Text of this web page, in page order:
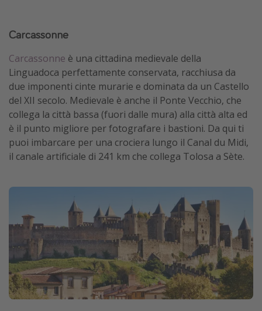
Carcassonne
Carcassonne è una cittadina medievale della
Linguadoca perfettamente conservata, racchiusa da
due imponenti cinte murarie e dominata da un Castello
del XII secolo. Medievale è anche il Ponte Vecchio, che
collega la città bassa (fuori dalle mura) alla città alta ed
è il punto migliore per fotografare i bastioni. Da qui ti
puoi imbarcare per una crociera lungo il Canal du Midi,
il canale artificiale di 241 km che collega Tolosa a Sète.